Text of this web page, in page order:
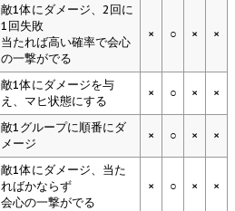
敵1体にダメージ、2回に
1回失敗
当たれば高い確率で会心
の一撃がでる
× ○ × ×
敵1体にダメージを与
え、マヒ状態にする
× ○ × ×
敵1グループに順番にダ
メージ
× ○ × ×
敵1体にダメージ、当た
ればかならず
会心の一撃がでる
× ○ × ×